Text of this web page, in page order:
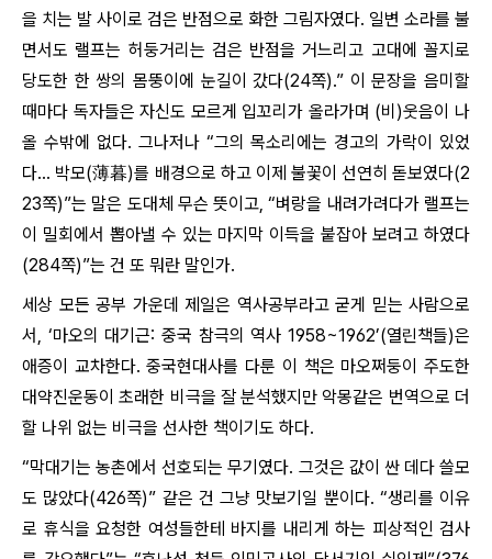
을 치는 발 사이로 검은 반점으로 화한 그림자였다. 일변 소라를 불
면서도 랠프는 허둥거리는 검은 반점을 거느리고 고대에 꼴지로
당도한 한 쌍의 몸뚱이에 눈길이 갔다(24쪽).” 이 문장을 음미할
때마다 독자들은 자신도 모르게 입꼬리가 올라가며 (비)웃음이 나
올 수밖에 없다. 그나저나 “그의 목소리에는 경고의 가락이 있었
다… 박모(薄暮)를 배경으로 하고 이제 불꽃이 선연히 돋보였다(2
23쪽)”는 말은 도대체 무슨 뜻이고, “벼랑을 내려가려다가 랠프는
이 밀회에서 뽑아낼 수 있는 마지막 이득을 붙잡아 보려고 하였다
(284쪽)”는 건 또 뭐란 말인가.
세상 모든 공부 가운데 제일은 역사공부라고 굳게 믿는 사람으로
서, ‘마오의 대기근: 중국 참극의 역사 1958~1962’(열린책들)은
애증이 교차한다. 중국현대사를 다룬 이 책은 마오쩌둥이 주도한
대약진운동이 초래한 비극을 잘 분석했지만 악몽같은 번역으로 더
할 나위 없는 비극을 선사한 책이기도 하다.
“막대기는 농촌에서 선호되는 무기였다. 그것은 값이 싼 데다 쓸모
도 많았다(426쪽)” 같은 건 그냥 맛보기일 뿐이다. “생리를 이유
로 휴식을 요청한 여성들한테 바지를 내리게 하는 피상적인 검사